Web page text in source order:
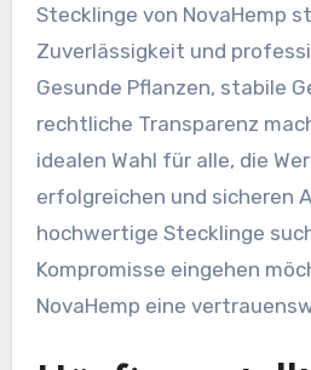
Stecklinge von NovaHemp
Zuverlässigkeit und
Gesunde Pflanzen, stabile
rechtliche Transparenz
idealen Wahl für alle, die
erfolgreichen und sicheren
hochwertige Stecklinge
Kompromisse eingehen
NovaHemp eine